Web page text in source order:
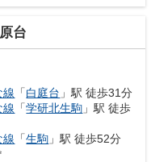
台
線 「白庭台 」駅 徒歩31分
線 「学研北生駒 」駅 徒歩
線 「生駒 」駅 徒歩52分